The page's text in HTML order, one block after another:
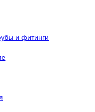
и фитинги